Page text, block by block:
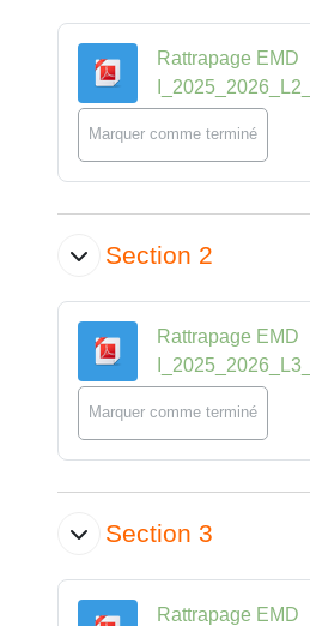
Rattrapage EMD
Marquer comme terminé
Section 2
Rattrapage EMD
Marquer comme terminé
Section 3
Rattrapage EMD